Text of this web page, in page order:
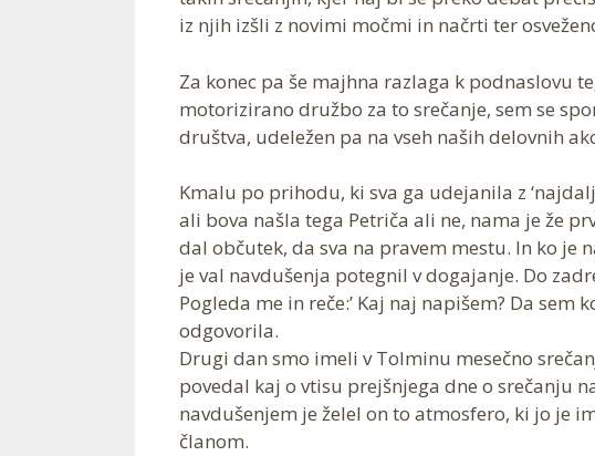
iz njih izšli z novimi močmi in načrti ter
Za konec pa še majhna razlaga k podnaslovu
motorizirano družbo za to srečanje, sem se
društva, udeležen pa na vseh naših delovnih
Kmalu po prihodu, ki sva ga udejanila z
ali bova našla tega Petriča ali ne, nama je že
dal občutek, da sva na pravem mestu. In ko je
je val navdušenja potegnil v dogajanje. Do
Pogleda me in reče:’ Kaj naj napišem? Da sem
odgovorila.
Drugi dan smo imeli v Tolminu mesečno
povedal kaj o vtisu prejšnjega dne o srečanju
navdušenjem je želel on to atmosfero, ki jo je
članom.